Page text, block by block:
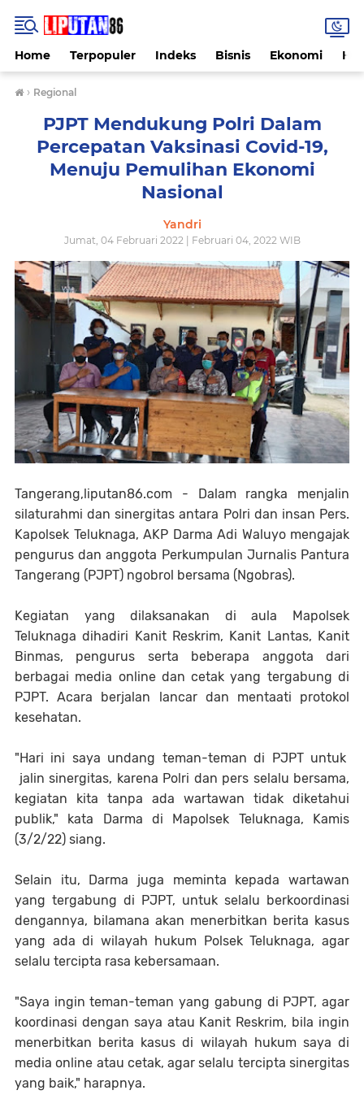
Home Terpopuler Indeks Bisnis Ekonomi
› Regional
PJPT Mendukung Polri Dalam
Percepatan Vaksinasi Covid-19,
Menuju Pemulihan Ekonomi
Nasional
Yandri
Jumat, 04 Februari 2022 | Februari 04, 2022 WIB
Tangerang,liputan86.com - Dalam rangka menjalin
silaturahmi dan sinergitas antara Polri dan insan Pers.
Kapolsek Teluknaga, AKP Darma Adi Waluyo mengajak
pengurus dan anggota Perkumpulan Jurnalis Pantura
Tangerang (PJPT) ngobrol bersama (Ngobras).
Kegiatan yang dilaksanakan di aula Mapolsek
Teluknaga dihadiri Kanit Reskrim, Kanit Lantas, Kanit
Binmas, pengurus serta beberapa anggota dari
berbagai media online dan cetak yang tergabung di
PJPT. Acara berjalan lancar dan mentaati protokol
kesehatan.
"Hari ini saya undang teman-teman di PJPT untuk
jalin sinergitas, karena Polri dan pers selalu bersama,
kegiatan kita tanpa ada wartawan tidak diketahui
publik," kata Darma di Mapolsek Teluknaga, Kamis
(3/2/22) siang.
Selain itu, Darma juga meminta kepada wartawan
yang tergabung di PJPT, untuk selalu berkoordinasi
dengannya, bilamana akan menerbitkan berita kasus
yang ada di wilayah hukum Polsek Teluknaga, agar
selalu tercipta rasa kebersamaan.
"Saya ingin teman-teman yang gabung di PJPT, agar
koordinasi dengan saya atau Kanit Reskrim, bila ingin
menerbitkan berita kasus di wilayah hukum saya di
media online atau cetak, agar selalu tercipta sinergitas
yang baik," harapnya.